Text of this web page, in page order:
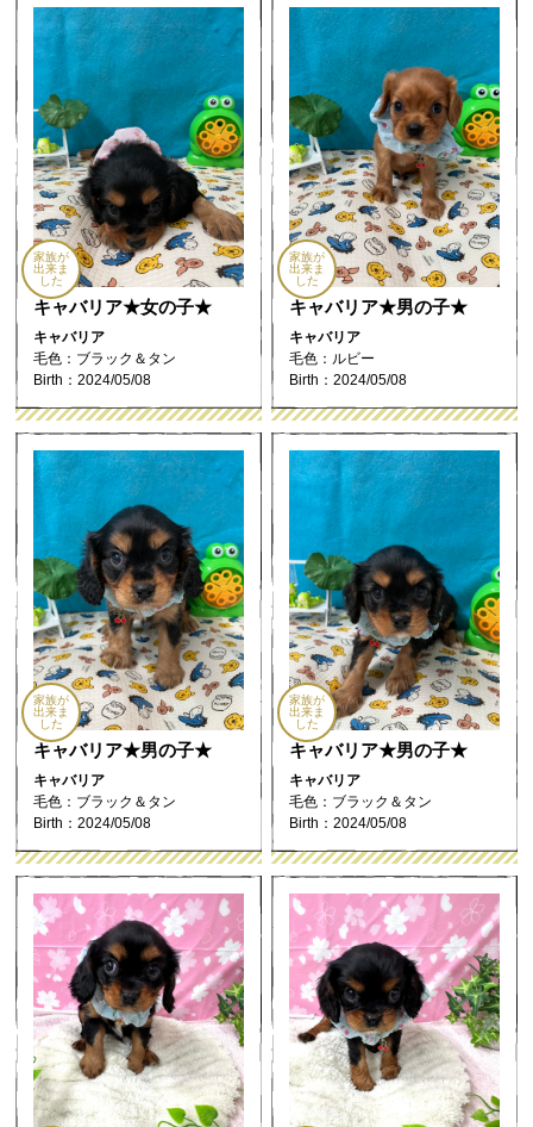
家族が
出来ま
した
キャバリア★女の子★
キャバリア
毛色：ブラック＆タン
Birth：2024/05/08
家族が
出来ま
した
キャバリア★男の子★
キャバリア
毛色：ルビー
Birth：2024/05/08
家族が
出来ま
した
キャバリア★男の子★
キャバリア
毛色：ブラック＆タン
Birth：2024/05/08
家族が
出来ま
した
キャバリア★男の子★
キャバリア
毛色：ブラック＆タン
Birth：2024/05/08